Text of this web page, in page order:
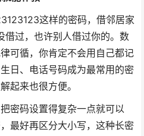
这样的密码，借邻居家
借过，也许别人借过你的。数
可循，你肯定不会用自己都记
日、电话号码成为最常用的密
起来也很方便。
码设置得复杂一点就可以
最好再区分大小写，这种长密